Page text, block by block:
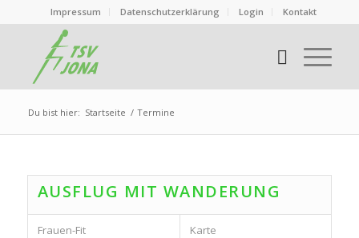
Impressum Datenschutzerklärung Login Kontakt
Du bist hier: Startseite / Termine
AUSFLUG MIT WANDERUNG
Frauen-Fit Karte